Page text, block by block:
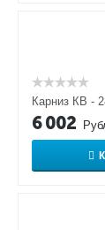
Карниз КВ -
6 002